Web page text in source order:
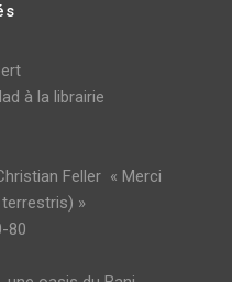
à la librairie
Feller « Merci
»
80